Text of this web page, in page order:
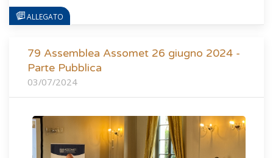
79 Assemblea Assomet 26 giugno 2024 -
Parte Pubblica
03/07/2024